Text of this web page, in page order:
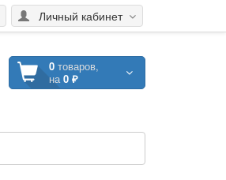
Личный кабинет
0товаров,
на0 ₽